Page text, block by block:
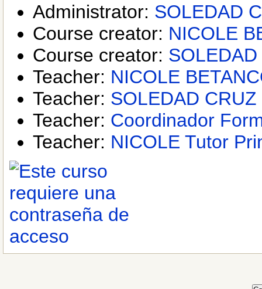
Administrator: SOLEDAD
Course creator: NICOLE
Course creator:
Teacher: NICOLE
Teacher: SOLEDAD CRUZ
Teacher: Coordinador
Teacher: NICOLE Tutor